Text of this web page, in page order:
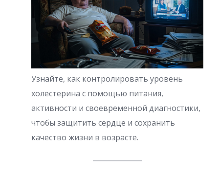
Узнайте, как контролировать уровень
холестерина с помощью питания,
активности и своевременной диагностики,
чтобы защитить сердце и сохранить
качество жизни в возрасте.